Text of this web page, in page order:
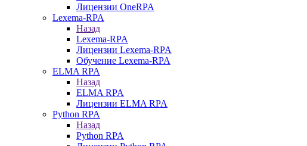
Лицензии OneRPA
Lexema-RPA
Назад
Lexema-RPA
Лицензии Lexema-RPA
Обучение Lexema-RPA
ELMA RPA
Назад
ELMA RPA
Лицензии ELMA RPA
Python RPA
Назад
Python RPA